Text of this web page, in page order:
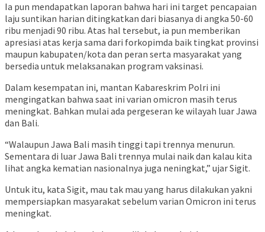
Ia pun mendapatkan laporan bahwa hari ini target pencapaian
laju suntikan harian ditingkatkan dari biasanya di angka 50-60
ribu menjadi 90 ribu. Atas hal tersebut, ia pun memberikan
apresiasi atas kerja sama dari forkopimda baik tingkat provinsi
maupun kabupaten/kota dan peran serta masyarakat yang
bersedia untuk melaksanakan program vaksinasi.
Dalam kesempatan ini, mantan Kabareskrim Polri ini
mengingatkan bahwa saat ini varian omicron masih terus
meningkat. Bahkan mulai ada pergeseran ke wilayah luar Jawa
dan Bali.
“Walaupun Jawa Bali masih tinggi tapi trennya menurun.
Sementara di luar Jawa Bali trennya mulai naik dan kalau kita
lihat angka kematian nasionalnya juga neningkat,” ujar Sigit.
Untuk itu, kata Sigit, mau tak mau yang harus dilakukan yakni
mempersiapkan masyarakat sebelum varian Omicron ini terus
meningkat.